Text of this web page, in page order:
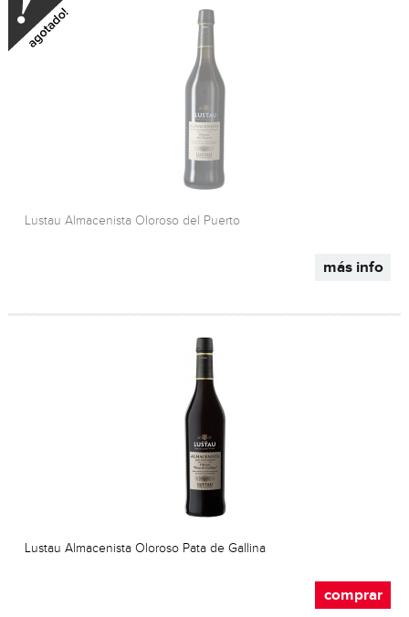
más info
Lustau Almacenista Oloroso del Puerto
comprar
Lustau Almacenista Oloroso Pata de Gallina